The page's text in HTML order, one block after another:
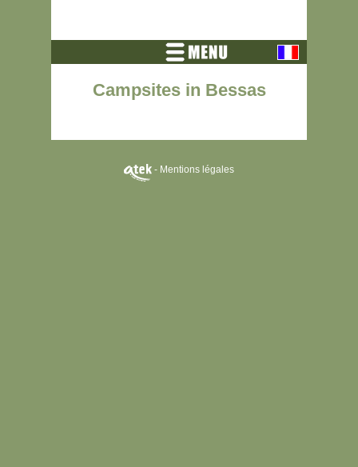
Campsites in Bessas
- Mentions légales